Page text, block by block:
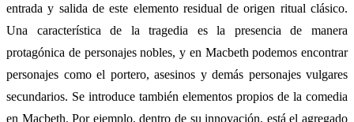
entrada y salida de este elemento residual de origen ritual clásico.
Una característica de la tragedia es la presencia de manera
protagónica de personajes nobles, y en Macbeth podemos encontrar
personajes como el portero, asesinos y demás personajes vulgares
secundarios. Se introduce también elementos propios de la comedia
en Macbeth. Por ejemplo, dentro de su innovación, está el agregado